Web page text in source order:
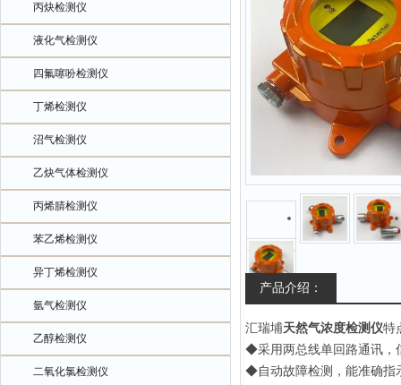
丙炔检测仪
液化气检测仪
四氟噻吩检测仪
丁烯检测仪
沼气检测仪
乙炔气体检测仪
丙烯腈检测仪
苯乙烯检测仪
异丁烯检测仪
氩气检测仪
乙醇检测仪
二氧化氯检测仪
产品介绍：
汇瑞埔天然气浓度检测仪特
◆采用两总线单回路通讯，
◆自动故障检测，能准确指